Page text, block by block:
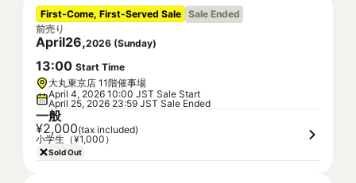
First-Come, First-Served Sale Sale Ended
前売り
April26,2026 (Sunday)
13:00 Start Time
大丸東京店 11階催事場
April 4, 2026 10:00 JST Sale Start
April 25, 2026 23:59 JST Sale Ended
一般
¥2,000(tax included)
小学生（¥1,000）
Sold Out